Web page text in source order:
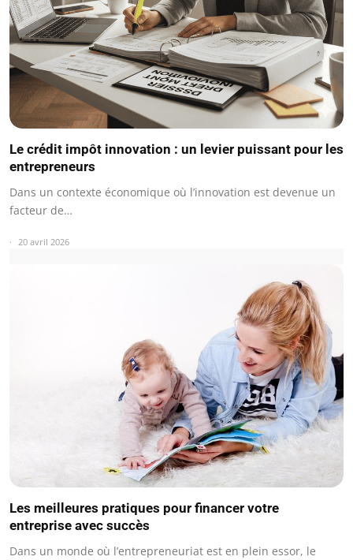
Le crédit impôt innovation : un levier puissant pour les
entrepreneurs
Dans un contexte économique où l’innovation est devenue un
facteur de…
20 avril 2026
Les meilleures pratiques pour financer votre
entreprise avec succès
Dans un monde où l’entrepreneuriat est en plein essor, le